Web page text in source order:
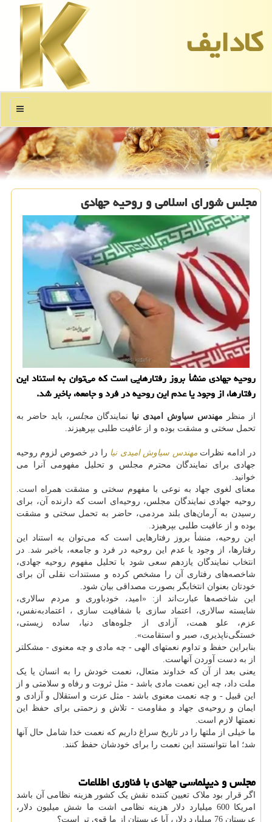
كادایف
منو
مجلس شورای اسلامی و روحیه جهادی
روحیه جهادی منشأ بروز رفتارهایی است كه می‌توان به استناد این
رفتارها، از وجود یا عدم این روحیه در فرد و جامعه، باخبر شد.
از منظر مهندس سیاوش امیدی نیا نمایندگان مجلس، باید حاضر به
تحمل سختی و مشقت بوده و از عافیت طلبی بپرهیزند.
در ادامه نظراتمهندس سیاوش امیدی نیا را در خصوص لزوم روحیه
جهادی برای نمایندگان محترم مجلس و تحلیل مفهومی آنرا می
خوانید.
معنای لغوی جهاد به‌ نوعی با مفهوم سختی و مشقت همراه است.
روحیه جهادی نمایندگان مجلس، روحیه‌ای است که دارنده آن، برای
رسیدن به آرمان‌های بلند مردمی، حاضر به تحمل سختی و مشقت
بوده و از عافیت طلبی بپرهیزد.
این روحیه، منشأ بروز رفتارهایی است که می‌توان به استناد این
رفتارها، از وجود یا عدم این روحیه در فرد و جامعه، باخبر شد. در
انتخاب نمایندگان یازدهم سعی شود با تحلیل مفهوم روحیه جهادی،
شاخصه‌های رفتاری آن را مشخص کرده و مستندات نقلی آن برای
خودتان بعنوان انتخابگر بصورت مصداقی بیان شود.
این شاخصه‌ها عبارت‌اند از: «امید، خودباوری و مردم سالاری،
شایسته سالاری، اعتماد سازی با شفافیت سازی ، اعتمادبه‌نفس،
عزم، علو همت، آزادی از جلوه‌های دنیا، ساده زیستی،
خستگی‌ناپذیری، صبر و استقامت».
بنابراین حفظ و تداوم نعمتهای الهی - چه مادی و چه معنوی - مشکلتر
از به ‌دست آوردن آنهاست.
یعنی بعد از آن که خداوند متعال، نعمت خودش را به انسان یا یک
ملت داد، چه این نعمت مادی باشد - مثل ثروت و رفاه و سلامتی و از
این قبیل - و چه نعمت معنوی باشد - مثل عزت و استقلال و آزادی و
ایمان و روحیه‌ی جهاد و مقاومت - تلاش و زحمتی برای حفظ این
نعمتها لازم است.
ما خیلی از ملتها را در تاریخ سراغ داریم که نعمت خدا شامل حال آنها
شد؛ اما نتوانستند این نعمت را برای خودشان حفظ کنند.
مجلس و دیپلماسی جهادی با فناوری اطلاعات
اگر قرار بود ملاک تعیین کننده نقش یک کشور هزینه نظامی آن باشد
امریکا 600 میلیارد دلار هزینه نظامی اشت ما شش میلیون دلار،
عربستان 76 میلیارد دلار، آیا عربستان از ما قوی تر است؟